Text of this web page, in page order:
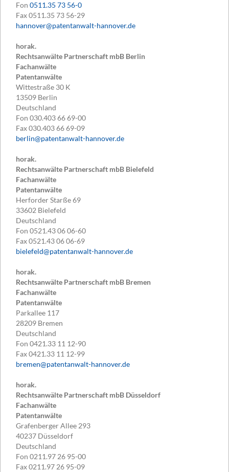
Fon 0511.35 73 56-0
Fax0511.35 73 56-29
hannover@patentanwalt-hannover.de
horak.
Rechtsanwälte Partnerschaft mbB Berlin
Fachanwälte
Patentanwälte
Wittestraße 30 K
13509 Berlin
Deutschland
Fon 030.403 66 69-00
Fax030.403 66 69-09
berlin@patentanwalt-hannover.de
horak.
Rechtsanwälte Partnerschaft mbB Bielefeld
Fachanwälte
Patentanwälte
Herforder Starße 69
33602 Bielefeld
Deutschland
Fon 0521.43 06 06-60
Fax0521.43 06 06-69
bielefeld@patentanwalt-hannover.de
horak.
Rechtsanwälte Partnerschaft mbB Bremen
Fachanwälte
Patentanwälte
Parkallee 117
28209 Bremen
Deutschland
Fon 0421.33 11 12-90
Fax0421.33 11 12-99
bremen@patentanwalt-hannover.de
horak.
Rechtsanwälte Partnerschaft mbB Düsseldorf
Fachanwälte
Patentanwälte
Grafenberger Allee 293
40237 Düsseldorf
Deutschland
Fon 0211.97 26 95-00
Fax0211.97 26 95-09